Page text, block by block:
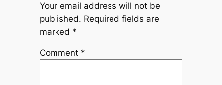
Your email address will not be
published. Required fields are
marked *
Comment *